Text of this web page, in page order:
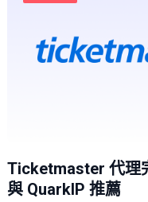
Ticketmaster 代理
與 QuarkIP 推薦